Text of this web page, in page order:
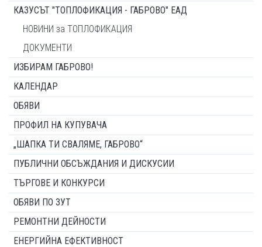
КАЗУСЪТ "ТОПЛОФИКАЦИЯ - ГАБРОВО" ЕАД
НОВИНИ за ТОПЛОФИКАЦИЯ
ДОКУМЕНТИ
ИЗБИРАМ ГАБРОВО!
КАЛЕНДАР
ОБЯВИ
ПРОФИЛ НА КУПУВАЧА
„ШАПКА ТИ СВАЛЯМЕ, ГАБРОВО“
ПУБЛИЧНИ ОБСЪЖДАНИЯ И ДИСКУСИИ
ТЪРГОВЕ И КОНКУРСИ
ОБЯВИ ПО ЗУТ
РЕМОНТНИ ДЕЙНОСТИ
ЕНЕРГИЙНА ЕФЕКТИВНОСТ